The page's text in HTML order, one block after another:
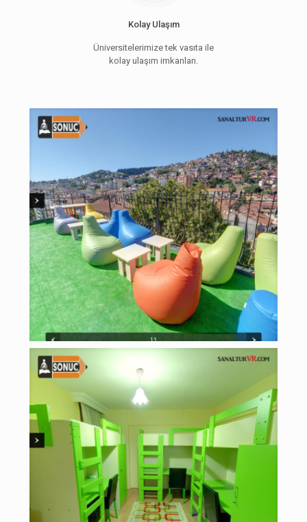
Kolay Ulaşım
Üniversitelerimize tek vasıta ile
kolay ulaşım imkanları.